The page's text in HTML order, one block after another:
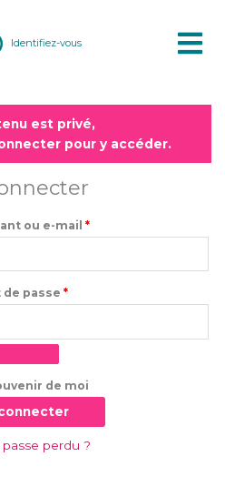
Identifiez-vous
est privé,
pour y accéder.
ou e-mail *
de passe *
Obligatoire
de moi
perdu ?